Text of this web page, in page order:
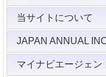
当サイトについて
JAPAN ANNUAL
マイナビエージェン